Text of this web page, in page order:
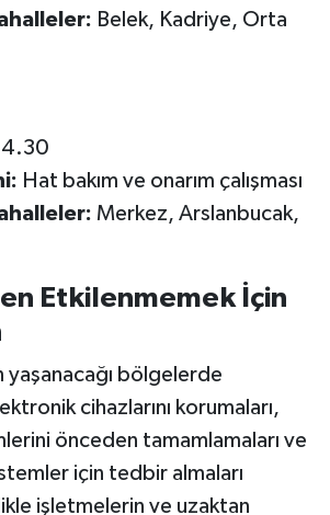
Belek, Kadriye, Orta
Hat bakım ve onarım çalışması
Merkez, Arslanbucak,
Etkilenmemek İçin
yaşanacağı bölgelerde
cihazlarını korumaları,
önceden tamamlamaları ve
için tedbir almaları
işletmelerin ve uzaktan